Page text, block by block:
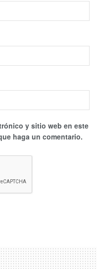
y sitio web en este
haga un comentario.